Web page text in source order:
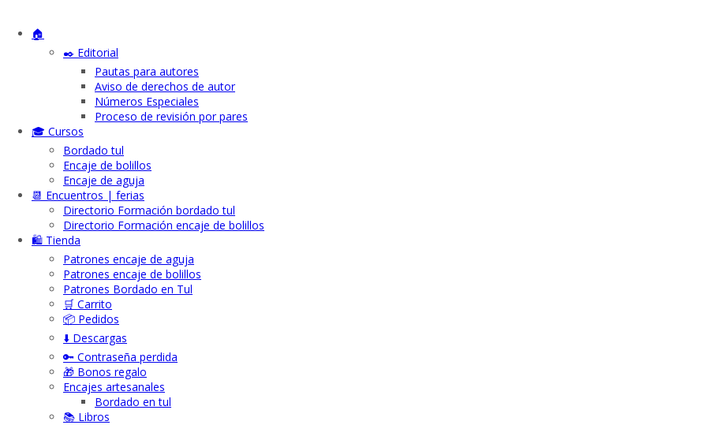
🏠
✒️ Editorial
Pautas para autores
Aviso de derechos de autor
Números Especiales
Proceso de revisión por pares
🎓 Cursos
Bordado tul
Encaje de bolillos
Encaje de aguja
📆 Encuentros | ferias
Directorio Formación bordado tul
Directorio Formación encaje de bolillos
🛍️ Tienda
Patrones encaje de aguja
Patrones encaje de bolillos
Patrones Bordado en Tul
🛒 Carrito
📦 Pedidos
⬇️ Descargas
🔑 Contraseña perdida
🎁 Bonos regalo
Encajes artesanales
Bordado en tul
📚 Libros